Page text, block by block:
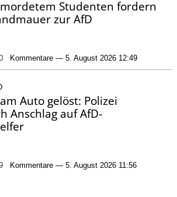
Studenten fordern
zur AfD
Kommentare — 5. August 2026 12:49
Auto gelöst: Polizei
Anschlag auf AfD-
Kommentare — 5. August 2026 11:56